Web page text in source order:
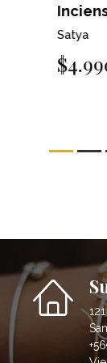
Incienso
$4.990